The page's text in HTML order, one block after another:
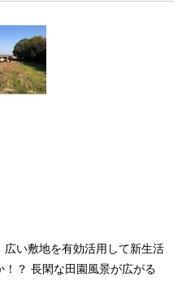
い敷地を有効活用して新生活
？ 長閑な田園風景が広がる